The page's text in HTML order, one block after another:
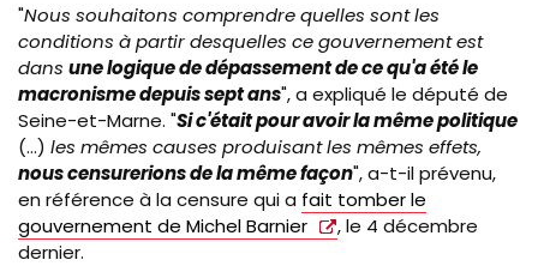
"Nous souhaitons comprendre quelles sont les
conditions à partir desquelles ce gouvernement est
dans une logique de dépassement de ce qu'a été le
macronisme depuis sept ans", a expliqué le député de
Seine-et-Marne. "Si c'était pour avoir la même politique
(...) les mêmes causes produisant les mêmes effets,
nous censurerions de la même façon", a-t-il prévenu,
en référence à la censure qui a fait tomber le
gouvernement de Michel Barnier
, le 4 décembre
dernier.